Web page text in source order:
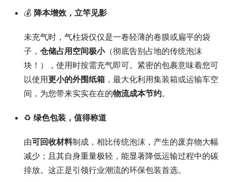
💰 降本增效，立竿见影
未充气时，气柱袋仅仅是一卷轻薄的卷膜或扁平的袋
子， 仓储占用空间极小（彻底告别占地的传统泡沫
块！），使用时按需充气即可。紧密的包裹意味着您可
以使用更小的外围纸箱 ，最大化利用集装箱或运输车空
间，为您带来实实在在的物流成本节约。
♻️ 绿色包装，值得称道
由可回收材料制成，相比传统泡沫，产生的废弃物大幅
减少；且其自身重量极轻，能显著降低运输过程中的碳
排放。这正是引领行业潮流的环保包装首选。